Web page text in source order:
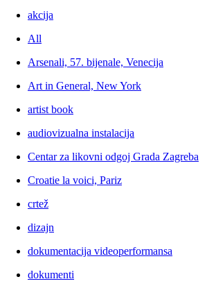
akcija
All
Arsenali, 57. bijenale, Venecija
Art in General, New York
artist book
audiovizualna instalacija
Centar za likovni odgoj Grada Zagreba
Croatie la voici, Pariz
crtež
dizajn
dokumentacija videoperformansa
dokumenti